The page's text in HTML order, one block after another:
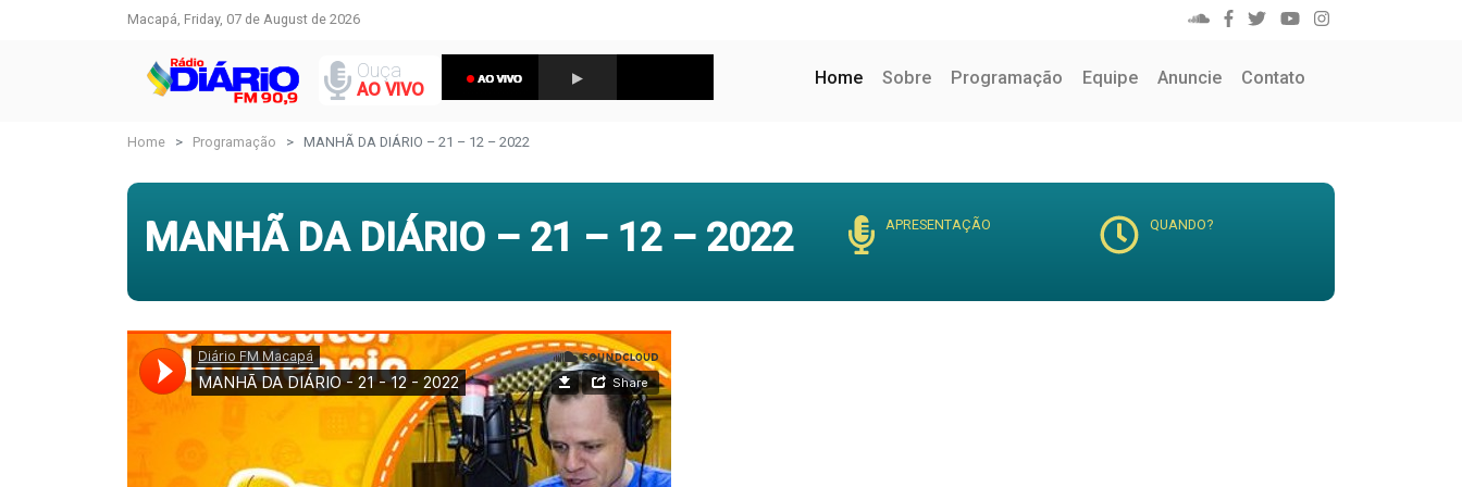
Macapá, Friday, 07 de August de 2026
Ouça
AO VIVO
Home(current)
Sobre Programação Equipe Anuncie Contato
Home Programação MANHÃ DA DIÁRIO – 21 – 12 – 2022
MANHÃ DA DIÁRIO – 21 – 12 – 2022 APRESENTAÇÃO QUANDO?